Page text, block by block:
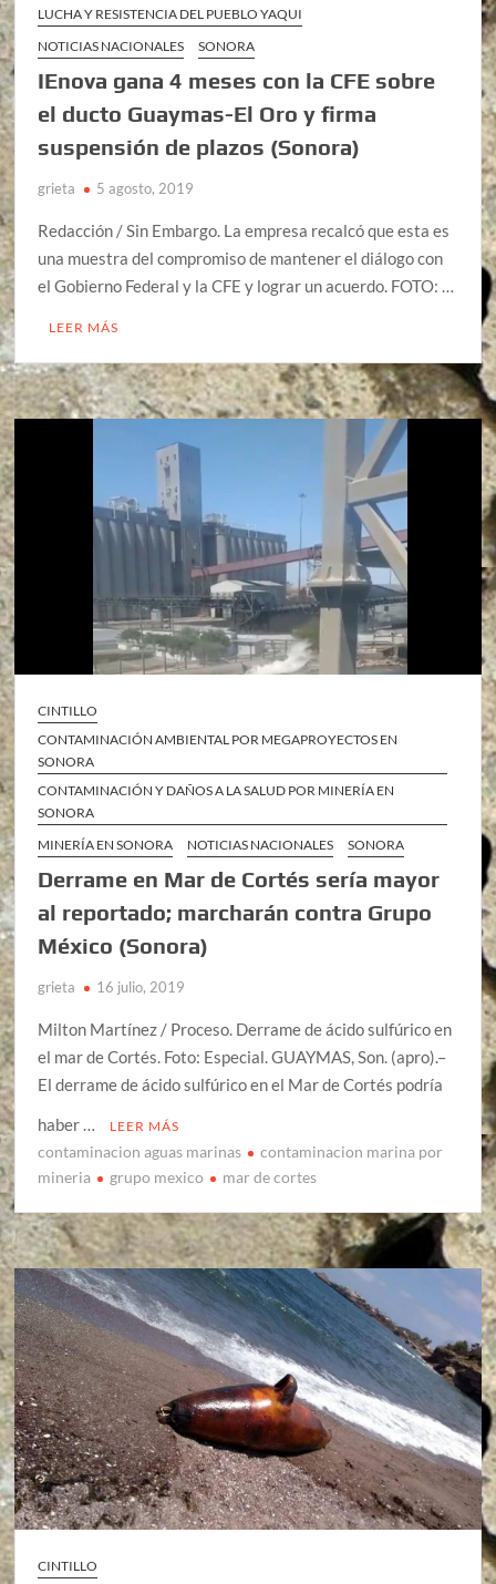
LUCHA Y RESISTENCIA DEL PUEBLO YAQUI
NOTICIAS NACIONALES
SONORA
IEnova gana 4 meses con la CFE sobre
el ducto Guaymas-El Oro y firma
suspensión de plazos (Sonora)
grieta 5 agosto, 2019
Redacción / Sin Embargo. La empresa recalcó que esta es
una muestra del compromiso de mantener el diálogo con
el Gobierno Federal y la CFE y lograr un acuerdo. FOTO: …
LEER MÁS
CINTILLO
CONTAMINACIÓN AMBIENTAL POR MEGAPROYECTOS EN
SONORA
CONTAMINACIÓN Y DAÑOS A LA SALUD POR MINERÍA EN
SONORA
MINERÍA EN SONORA
NOTICIAS NACIONALES SONORA
Derrame en Mar de Cortés sería mayor
al reportado; marcharán contra Grupo
México (Sonora)
grieta 16 julio, 2019
Milton Martínez / Proceso. Derrame de ácido sulfúrico en
el mar de Cortés. Foto: Especial. GUAYMAS, Son. (apro).–
El derrame de ácido sulfúrico en el Mar de Cortés podría
haber …
LEER MÁS
contaminacion aguas marinas
contaminacion marina por
mineria
grupo mexico mar de cortes
CINTILLO